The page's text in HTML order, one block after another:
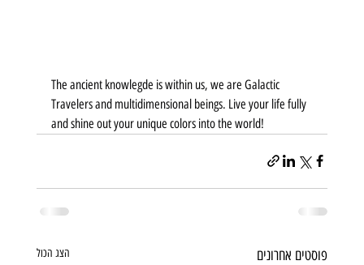
The ancient knowlegde is within us, we are Galactic
Travelers and multidimensional beings. Live your life fully
and shine out your unique colors into the world!
פוסטים אחרונים הצג הכול